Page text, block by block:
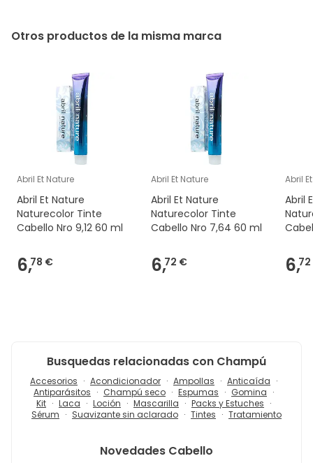
Otros productos de la misma marca
Abril Et Nature
Abril Et Nature
Naturecolor Tinte
Cabello Nro 9,12 60 ml
6,78 €
Abril Et Nature
Abril Et Nature
Naturecolor Tinte
Cabello Nro 7,64 60 ml
6,72 €
Abril
Abril
6,
Busquedas relacionadas con Champú
Accesorios Acondicionador Ampollas
Anticaída
Antiparásitos
Champú seco Espumas
Gomina
Kit
Laca Loción Mascarilla
Packs y Estuches
Sérum
Suavizante sin aclarado Tintes Tratamiento
Novedades Cabello